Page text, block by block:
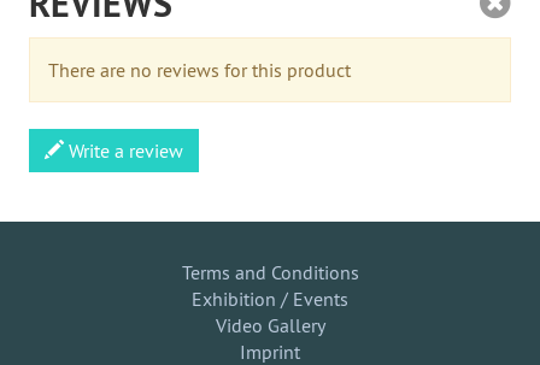
There are no reviews for this product
Write a review
Terms and Conditions
Exhibition / Events
Video Gallery
Imprint